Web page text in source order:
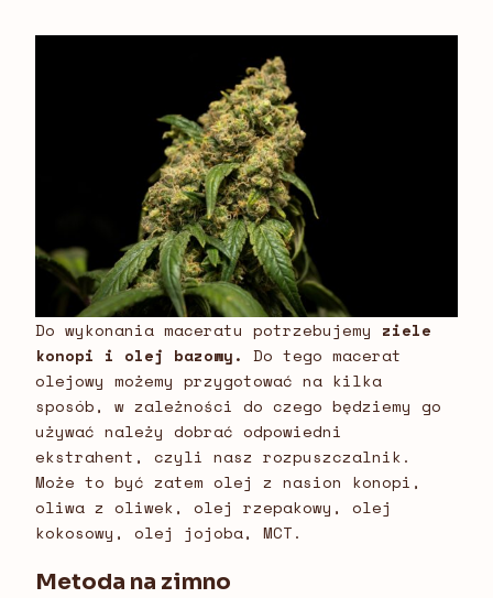
Do wykonania maceratu potrzebujemy ziele
konopi i olej bazowy. Do tego macerat
olejowy możemy przygotować na kilka
sposób, w zależności do czego będziemy go
używać należy dobrać odpowiedni
ekstrahent, czyli nasz rozpuszczalnik.
Może to być zatem olej z nasion konopi,
oliwa z oliwek, olej rzepakowy, olej
kokosowy, olej jojoba, MCT.
Metoda na zimno